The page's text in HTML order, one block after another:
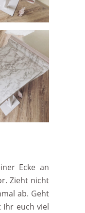
Ecke an
Zieht nicht
ab. Geht
euch viel